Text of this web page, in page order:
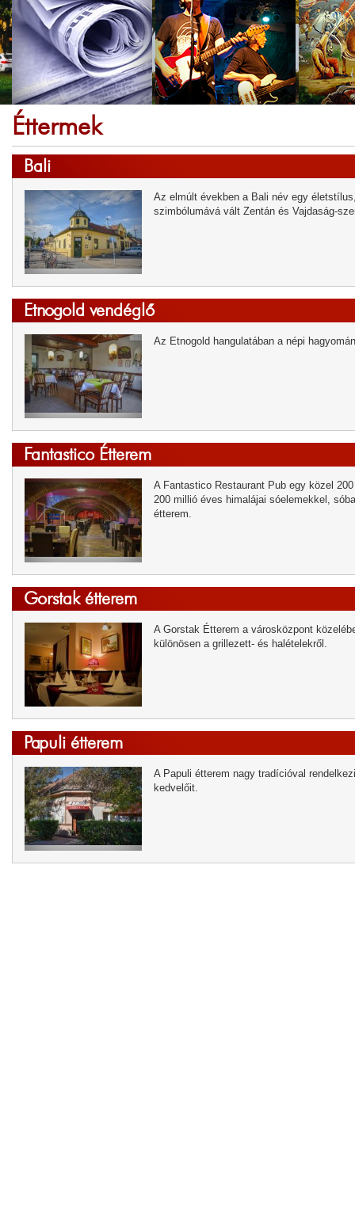
Éttermek
Bali
Az elmúlt években a Bali név egy
szimbólumává vált Zentán és Vajdaság-
Etnogold vendéglő
Az Etnogold hangulatában a népi
Fantastico Étterem
A Fantastico Restaurant Pub egy közel
200 millió éves himalájai sóelemekkel,
étterem.
Gorstak étterem
A Gorstak Étterem a városközpont
különösen a grillezett- és halételekről.
Papuli étterem
A Papuli étterem nagy tradícióval
kedvelőit.